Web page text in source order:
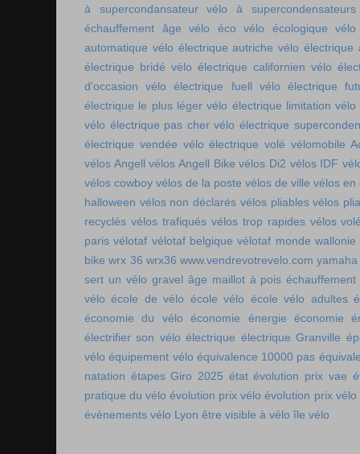
à supercondansateur
vélo à supercondensateurs
échauffement âge
vélo éco vélo écologique
automatique vélo électrique autriche vélo électrique
électrique bridé vélo électrique californien vélo
d'occasion
vélo électrique fuell
vélo électrique
électrique le plus léger vélo électrique limitation vélo
vélo électrique pas cher vélo électrique
électrique vendée vélo électrique volé vélomobile
vélos Angell vélos Angell Bike vélos Di2 vélos IDF
vélos cowboy vélos de la poste vélos de ville vélos en
halloween vélos non déclarés vélos pliables vélos
recyclés vélos trafiqués vélos trop rapides vélos
paris vélotaf vélotaf belgique vélotaf monde wallonie
bike wrx 36 wrx36 www.vendrevotrevelo.com
sert un vélo gravel âge maillot à pois
vélo école de vélo école vélo école vélo adultes
économie du vélo
économie énergie
économie
électrifier son vélo électrique électrique Granville
vélo équipement vélo équivalence 10000 pas
natation étapes Giro 2025 état évolution prix vae
pratique du vélo évolution prix vélo évolution prix
évènements vélo Lyon être visible à vélo île vélo